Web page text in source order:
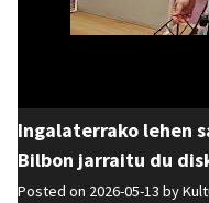
Ingalaterrako lehen
Bilbon jarraitu du
Posted on 2026-05-13 by